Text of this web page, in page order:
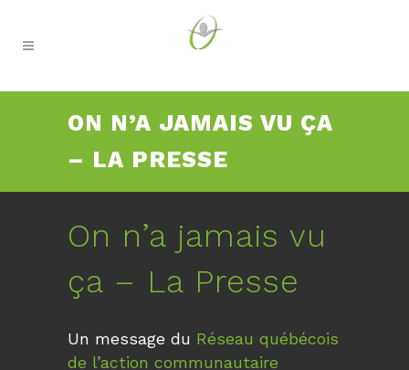
ON N’A JAMAIS VU ÇA
– LA PRESSE
On n’a jamais vu
ça – La Presse
Un message du Réseau québécois
de l’action communautaire